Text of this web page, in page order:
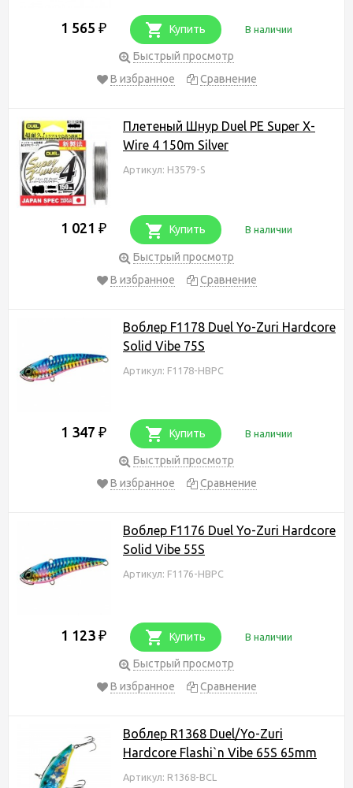
1 565 ₽ Купить В наличии
Быстрый просмотр
В избранное
Сравнение
Плетеный Шнур Duel PE Super X-
Wire 4 150m Silver
Артикул: H3579-S
1 021 ₽ Купить В наличии
Быстрый просмотр
В избранное
Сравнение
Воблер F1178 Duel Yo-Zuri Hardcore
Solid Vibe 75S
Артикул: F1178-HBPC
1 347 ₽ Купить В наличии
Быстрый просмотр
В избранное
Сравнение
Воблер F1176 Duel Yo-Zuri Hardcore
Solid Vibe 55S
Артикул: F1176-HBPC
1 123 ₽ Купить В наличии
Быстрый просмотр
В избранное
Сравнение
Воблер R1368 Duel/Yo-Zuri
Hardcore Flashi`n Vibe 65S 65mm
Артикул: R1368-BCL